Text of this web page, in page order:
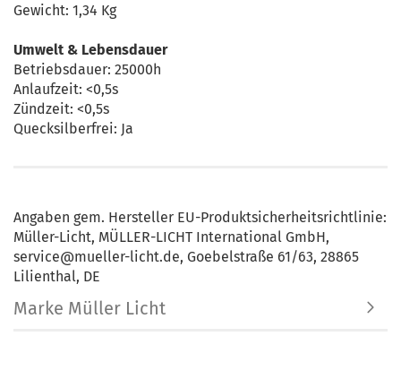
Gewicht: 1,34 Kg
Umwelt & Lebensdauer
Betriebsdauer: 25000h
Anlaufzeit: <0,5s
Zündzeit: <0,5s
Quecksilberfrei: Ja
Angaben gem. Hersteller EU-Produktsicherheitsrichtlinie:
Müller-Licht, MÜLLER-LICHT International GmbH,
service@mueller-licht.de, Goebelstraße 61/63, 28865
Lilienthal, DE
Marke Müller Licht